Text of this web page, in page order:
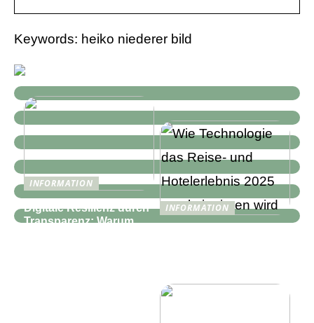
Keywords: heiko niederer bild
INFORMATION
Digitale Resilienz durch
Transparenz: Warum
INFORMATION